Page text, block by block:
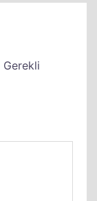
Gerekli